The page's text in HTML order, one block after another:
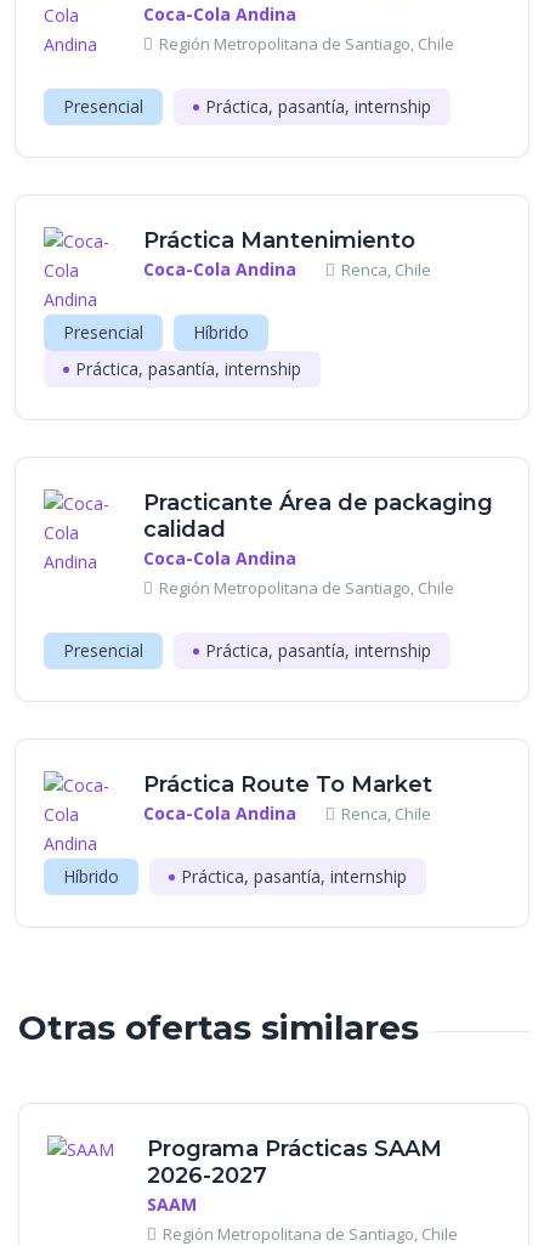
Coca-Cola Andina
Región Metropolitana de Santiago, Chile
Presencial Práctica, pasantía, internship
Práctica Mantenimiento
Coca-Cola Andina Renca, Chile
Presencial
Híbrido
Práctica, pasantía, internship
Practicante Área de packaging
calidad
Coca-Cola Andina
Región Metropolitana de Santiago, Chile
Presencial Práctica, pasantía, internship
Práctica Route To Market
Coca-Cola Andina Renca, Chile
Híbrido Práctica, pasantía, internship
Otras ofertas similares
Programa Prácticas SAAM
2026-2027
SAAM
Región Metropolitana de Santiago, Chile